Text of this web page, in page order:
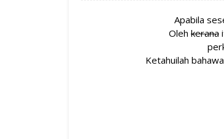
Apabila
Oleh kerana
Ketahuilah